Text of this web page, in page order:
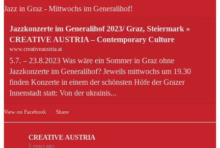
Jazz in Graz - Mittwochs im Generalihof!
Jazzkonzerte im Generalihof 2023/ Graz, Steiermark »
CREATIVE AUSTRIA – Contemporary Culture
www.creativeaustria.at
5.7. – 23.8.2023 Was wäre ein Sommer in Graz ohne
Jazzkonzerte im Generalihof? Jeweils mittwochs um 19.30
finden Konzerte in einem der schönsten Höfe der Grazer
Innenstadt statt: Von der ukrainis...
View on Facebook · Share
CREATIVE AUSTRIA
3 years ago